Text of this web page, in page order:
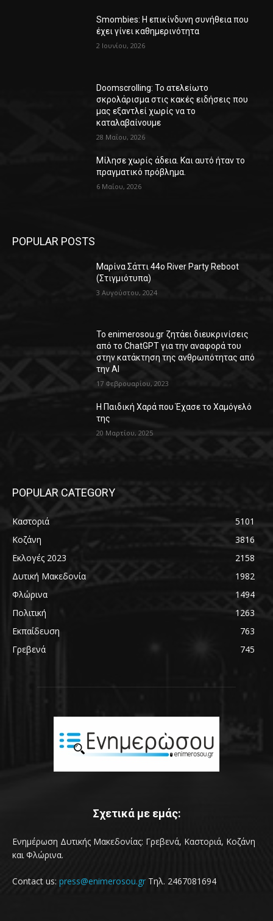
Smombies: Η επικίνδυνη συνήθεια που
έχει γίνει καθημερινότητα
2 Ιουνίου, 2026
Doomscrolling: Το ατελείωτο
σκρολάρισμα στις κακές ειδήσεις που
μας εξαντλεί χωρίς να το
καταλαβαίνουμε
28 Μαΐου, 2026
Μίλησε χωρίς άδεια. Και αυτό ήταν το
πραγματικό πρόβλημα.
6 Μαΐου, 2026
POPULAR POSTS
Μαρίνα Σάττι 44o River Party Reboot
(Στιγμιότυπα)
3 Αυγούστου, 2024
Το enimerosou.gr ζητάει διευκρινίσεις
από το ChatGPT για την αναφορά του
στην κατάκτηση της ανθρωπότητας από
την AI
17 Φεβρουαρίου, 2023
Η Παιδική Χαρά που Έχασε το Χαμόγελό
της
20 Μαρτίου, 2025
POPULAR CATEGORY
Καστοριά
5101
Κοζάνη
3816
Εκλογές 2023
2158
Δυτική Μακεδονία
1982
Φλώρινα
1494
Πολιτική
1263
Εκπαίδευση
763
Γρεβενά
745
Σχετικά με εμάς:
Ενημέρωση Δυτικής Μακεδονίας: Γρεβενά, Καστοριά, Κοζάνη
και Φλώρινα.
Contact us: press@enimerosou.gr Τηλ. 2467081694